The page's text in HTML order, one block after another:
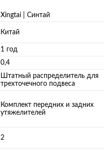
Xingtai | Синтай
Китай
1 год
0,4
Штатный распределитель для
трехточечного подвеса
Комплект передних и задних
утяжелителей
2